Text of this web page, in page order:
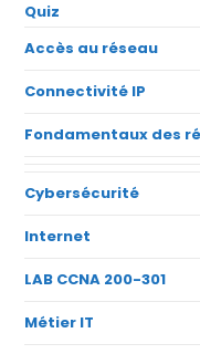
Quiz
Accès au réseau
Connectivité IP
Fondamentaux des
Cybersécurité
Internet
LAB CCNA 200-301
Métier IT